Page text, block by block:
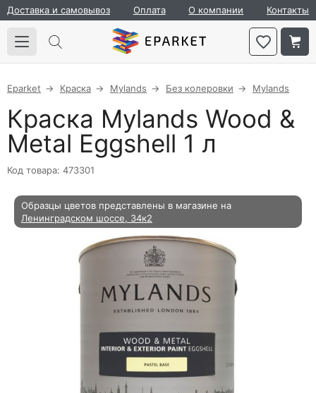
Доставка и самовывоз Оплата О компании Контакты
Eparket Краска Mylands Без колеровки Mylands
Краска Mylands Wood &
Metal Eggshell 1 л
Код товара: 473301
Образцы цветов представлены в магазине на
Ленинградском шоссе, 34к2